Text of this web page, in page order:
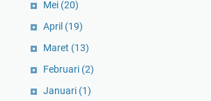
Mei (20)
April (19)
Maret (13)
Februari (2)
Januari (1)